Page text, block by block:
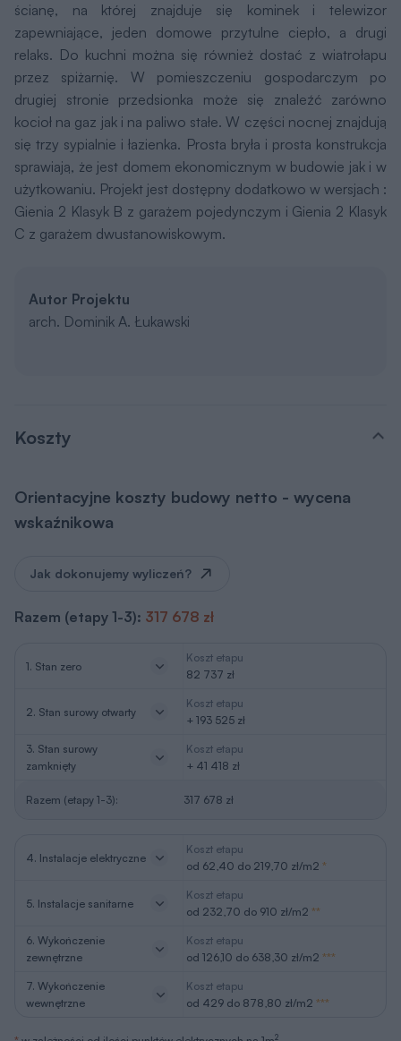
ścianę, na której znajduje się kominek i telewizor
zapewniające, jeden domowe przytulne ciepło, a drugi
relaks. Do kuchni można się również dostać z wiatrołapu
przez spiżarnię. W pomieszczeniu gospodarczym po
drugiej stronie przedsionka może się znaleźć zarówno
kocioł na gaz jak i na paliwo stałe. W części nocnej znajdują
się trzy sypialnie i łazienka. Prosta bryła i prosta konstrukcja
sprawiają, że jest domem ekonomicznym w budowie jak i w
użytkowaniu. Projekt jest dostępny dodatkowo w wersjach :
Gienia 2 Klasyk B z garażem pojedynczym i Gienia 2 Klasyk
C z garażem dwustanowiskowym.
Autor Projektu
arch. Dominik A. Łukawski
Koszty
Orientacyjne koszty budowy netto - wycena
wskaźnikowa
Jak dokonujemy wyliczeń?
Razem (etapy 1-3): 317 678 zł
1. Stan zero
Koszt etapu
82 737 zł
2. Stan surowy otwarty
Koszt etapu
+ 193 525 zł
3. Stan surowy
zamknięty
Koszt etapu
+ 41 418 zł
Razem (etapy 1-3): 317 678 zł
4. Instalacje elektryczne
Koszt etapu
od 62,40 do 219,70 zł/m2 *
5. Instalacje sanitarne
Koszt etapu
od 232,70 do 910 zł/m2 **
6. Wykończenie
zewnętrzne
Koszt etapu
od 126,10 do 638,30 zł/m2 ***
7. Wykończenie
wewnętrzne
Koszt etapu
od 429 do 878,80 zł/m2 ***
2